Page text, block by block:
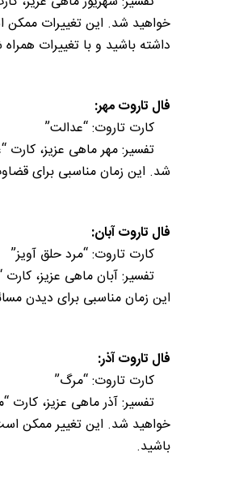
خواهید شد. این تغییرات ممکن
داشته باشید و با تغییرات
فال تاروت مهر:
کارت تاروت: “عدالت”
تفسیر: مهر ماهی عزیز، کارت
شد. این زمان مناسبی برای
فال تاروت آبان:
کارت تاروت: “مرد حلق آویز”
تفسیر: آبان ماهی عزیز،
این زمان مناسبی برای دیدن
فال تاروت آذر:
کارت تاروت: “مرگ”
تفسیر: آذر ماهی عزیز، کارت
خواهید شد. این تغییر ممکن
باشید.